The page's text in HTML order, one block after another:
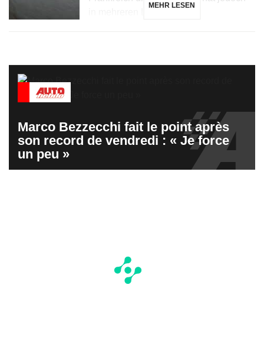
MEHR LESEN
Marco Bezzecchi fait le point après
son record de vendredi : « Je force
un peu »